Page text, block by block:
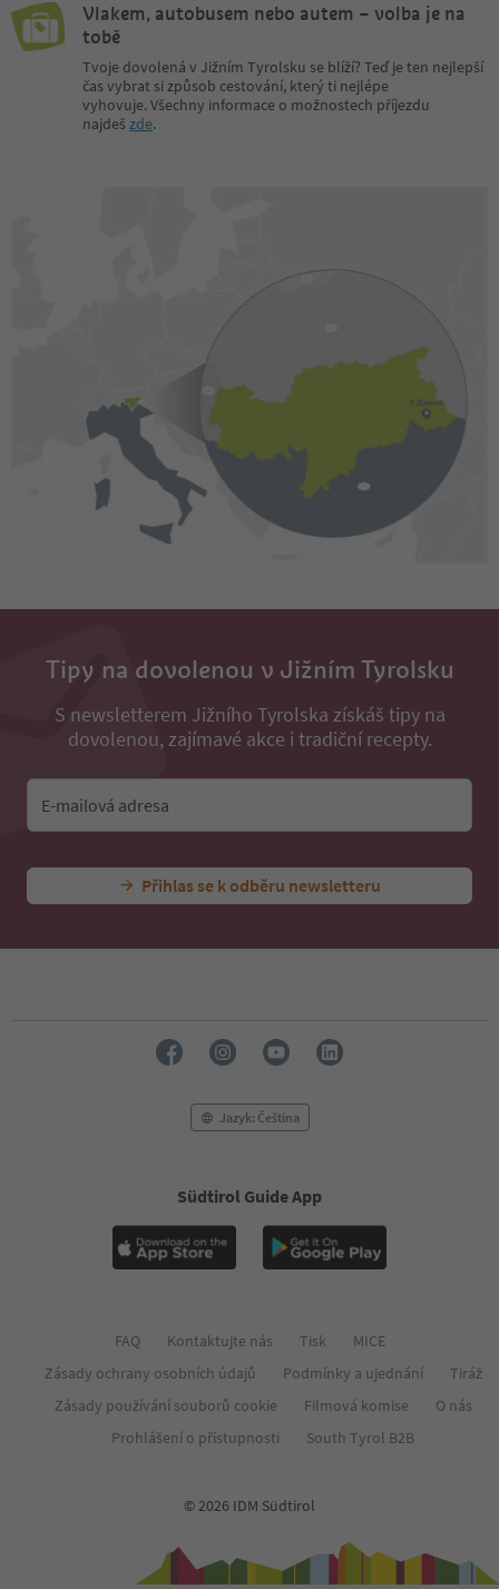
Vlakem, autobusem nebo autem – volba je na
tobě
Tvoje dovolená v Jižním Tyrolsku se blíží? Teď je ten nejlepší
čas vybrat si způsob cestování, který ti nejlépe
vyhovuje. Všechny informace o možnostech příjezdu
najdeš zde.
Tipy na dovolenou v Jižním Tyrolsku
S newsletterem Jižního Tyrolska získáš tipy na
dovolenou, zajímavé akce i tradiční recepty.
E-mailová adresa
Přihlas se k odběru newsletteru
Jazyk: Čeština
Südtirol Guide App
FAQ Kontaktujte nás Tisk
MICE
Zásady ochrany osobních údajů
Podmínky a ujednání
Tiráž
Zásady používání souborů cookie
Filmová komise
O nás
Prohlášení o přístupnosti
South Tyrol B2B
© 2026 IDM Südtirol